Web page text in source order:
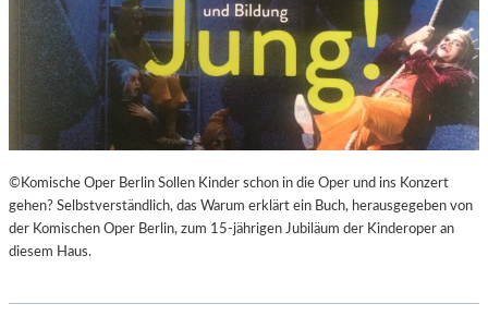
©Komische Oper Berlin Sollen Kinder schon in die Oper und ins Konzert
gehen? Selbstverständlich, das Warum erklärt ein Buch, herausgegeben von
der Komischen Oper Berlin, zum 15-jährigen Jubiläum der Kinderoper an
diesem Haus.